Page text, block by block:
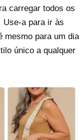
carregar todos os
Use-a para ir às
mesmo para um dia
único a qualquer